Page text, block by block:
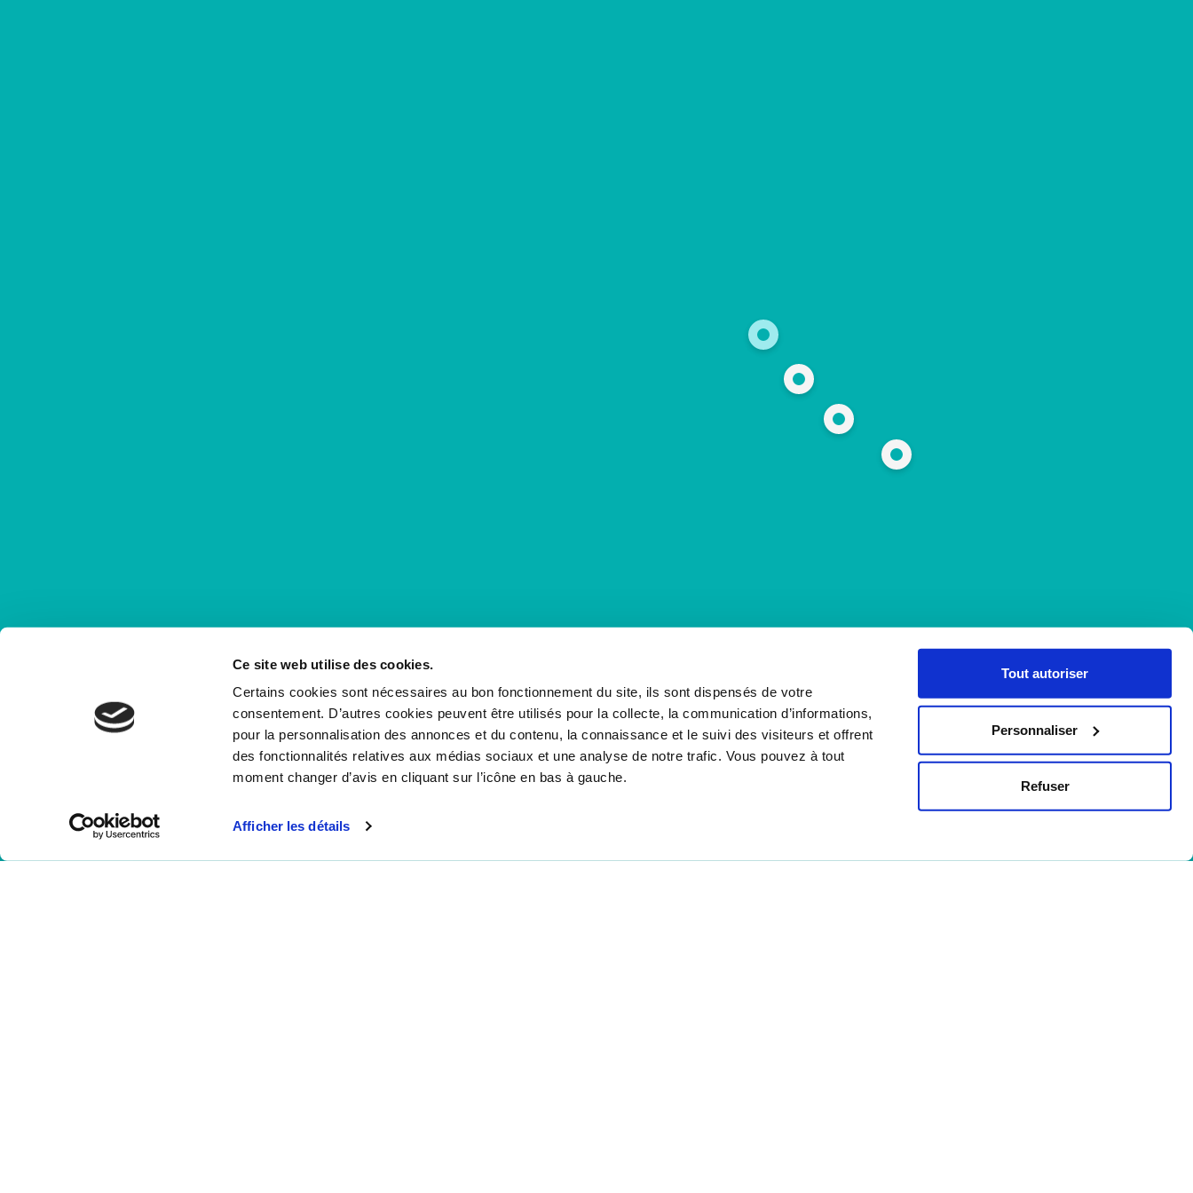
Ce site web utilise des cookies.
Certains cookies sont nécessaires au bon fonctionnement du site, ils sont dispensés de votre
consentement. D’autres cookies peuvent être utilisés pour la collecte, la communication d’informations,
pour la personnalisation des annonces et du contenu, la connaissance et le suivi des visiteurs et offrent
des fonctionnalités relatives aux médias sociaux et une analyse de notre trafic. Vous pouvez à tout
moment changer d’avis en cliquant sur l’icône en bas à gauche.
Afficher les détails
Tout autoriser
Personnaliser
Refuser